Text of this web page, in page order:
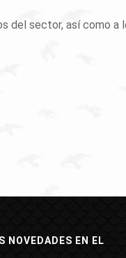
del sector, así como a
NOVEDADES EN EL